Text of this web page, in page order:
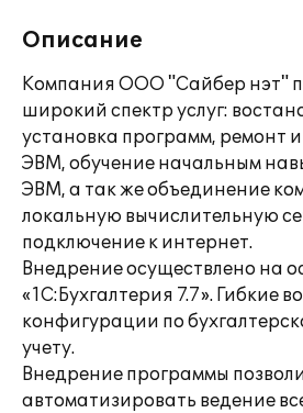
Описание
Компания ООО "Сайбер нэт"
широкий спектр услуг:
установка программ, ремонт
ЭВМ, обучение начальным
ЭВМ, а так же объединение
локальную вычислительную
подключение к интернет.
Внедрение осуществлено на
«1С:Бухгалтерия 7.7». Гибкие
конфигурации по
учету.
Внедрение программы
автоматизировать ведение